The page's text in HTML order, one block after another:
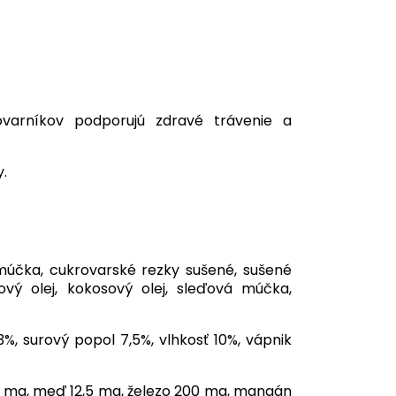
podporujú zdravé trávenie a
cukrovarské rezky sušené, sušené
olej, kokosový olej, sleďová múčka,
surový popol 7,5%, vlhkosť 10%, vápnik
mg, meď 12,5 mg, železo 200 mg, mangán